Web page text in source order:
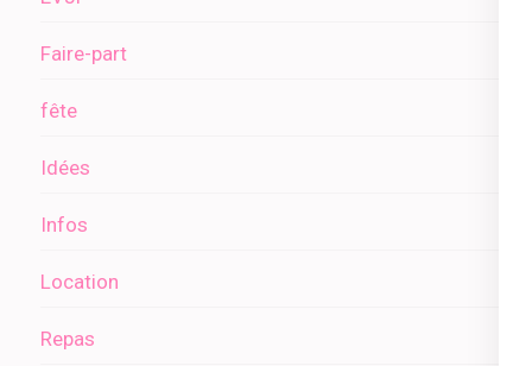
Faire-part
fête
Idées
Infos
Location
Repas